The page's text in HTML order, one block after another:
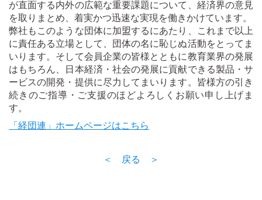
が直面する内外の広範な重要課題について、経済界の意見
を取りまとめ、着実かつ迅速な実現を働きかけています。
弊社もこのような団体に加盟するにあたり、これまで以上
に責任ある立場として、団体の名に恥じぬ活動をとってま
いります。そして会員企業の皆様とともに教育業界の発展
はもちろん、日本経済・社会の発展に貢献できる製品・サ
ービスの開発・提供に尽力してまいります。皆様方の引き
続きのご指導・ご支援のほどよろしくお願い申し上げま
す。
「経団連」ホームページはこちら
＜ 戻る ＞